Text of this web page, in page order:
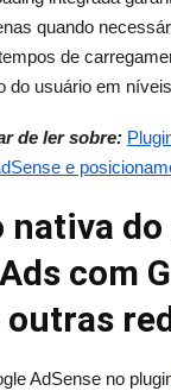
quando
de
do usuário em
de ler sobre:
e
nativa
com
outras
AdSense no